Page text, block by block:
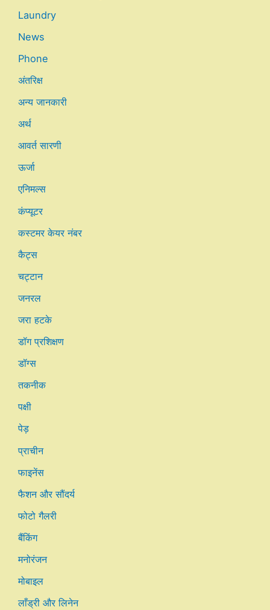
Laundry
News
Phone
अंतरिक्ष
अन्य जानकारी
अर्थ
आवर्त सारणी
ऊर्जा
एनिमल्स
कंप्यूटर
कस्टमर केयर नंबर
कैट्स
चट्टान
जनरल
जरा हटके
डॉग प्रशिक्षण
डॉग्स
तकनीक
पक्षी
पेड़
प्राचीन
फाइनेंस
फैशन और सौंदर्य
फोटो गैलरी
बैंकिंग
मनोरंजन
मोबाइल
लाँड्री और लिनेन